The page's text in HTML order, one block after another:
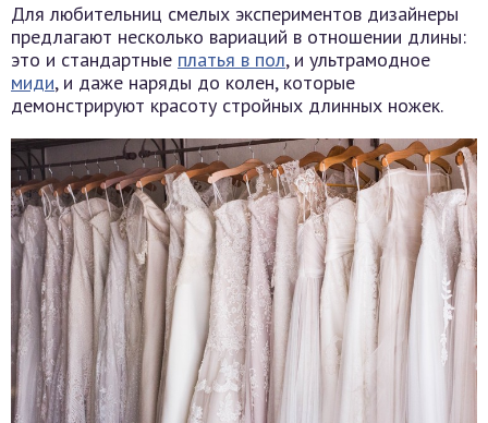
Для любительниц смелых экспериментов дизайнеры
предлагают несколько вариаций в отношении длины:
это и стандартные платья в пол, и ультрамодное
миди, и даже наряды до колен, которые
демонстрируют красоту стройных длинных ножек.